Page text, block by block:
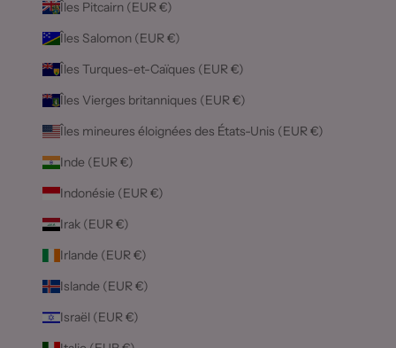
Îles Pitcairn (EUR €)
Îles Salomon (EUR €)
Îles Turques-et-Caïques (EUR €)
Îles Vierges britanniques (EUR €)
Îles mineures éloignées des États-Unis (EUR €)
Inde (EUR €)
Indonésie (EUR €)
Irak (EUR €)
Irlande (EUR €)
Islande (EUR €)
Israël (EUR €)